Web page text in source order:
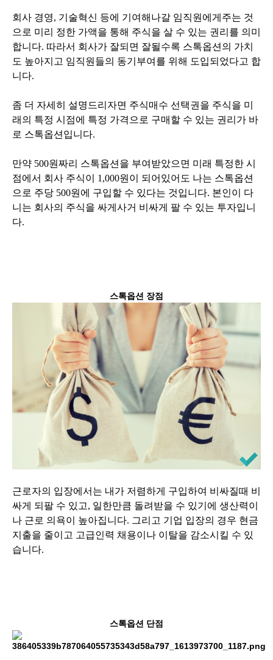
회사 경영, 기술혁신 등에 기여해나갈 임직원에게주는 것
으로 미리 정한 가액을 통해 주식을 살 수 있는 권리를 의미
합니다. 따라서 회사가 잘되면 잘될수록 스톡옵션의 가치
도 높아지고 임직원들의 동기부여를 위해 도입되었다고 합
니다.
좀 더 자세히 설명드리자면 주식매수 선택권을 주식을 미
래의 특정 시점에 특정 가격으로 구매할 수 있는 권리가 바
로 스톡옵션입니다.
만약 500원짜리 스톡옵션을 부여받았으면 미래 특정한 시
점에서 회사 주식이 1,000원이 되어있어도 나는 스톡옵션
으로 주당 500원에 구입할 수 있다는 것입니다. 본인이 다
니는 회사의 주식을 싸게사거 비싸게 팔 수 있는 투자입니
다.
스톡옵션 장점
근로자의 입장에서는 내가 저렴하게 구입하여 비싸질때 비
싸게 되팔 수 있고, 일한만큼 돌려받을 수 있기에 생산력이
나 근로 의욕이 높아집니다. 그리고 기업 입장의 경우 현금
지출을 줄이고 고급인력 채용이나 이탈을 감소시킬 수 있
습니다.
스톡옵션 단점